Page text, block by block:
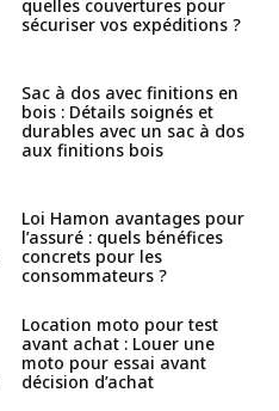
quelles couvertures pour
sécuriser vos expéditions ?
Sac à dos avec finitions en
bois : Détails soignés et
durables avec un sac à dos
aux finitions bois
Loi Hamon avantages pour
l’assuré : quels bénéfices
concrets pour les
consommateurs ?
Location moto pour test
avant achat : Louer une
moto pour essai avant
décision d’achat